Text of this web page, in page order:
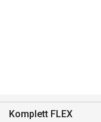
Komplett FLEX